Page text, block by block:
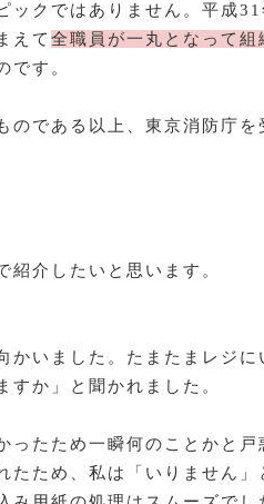
ックではありません。平成31
えて全職員が一丸となって組
です。
のである以上、東京消防庁を
紹介したいと思います。
かいました。たまたまレジに
すか」と聞かれました。
ったため一瞬何のことかと戸
たため、私は「いりません」